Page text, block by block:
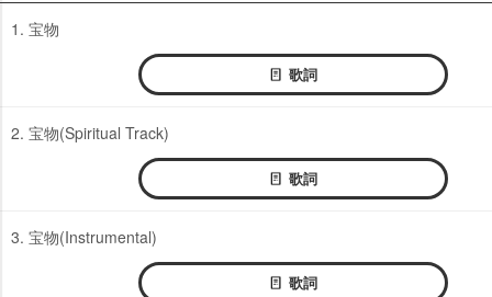
1. 宝物
歌詞
2. 宝物(Spiritual Track)
歌詞
3. 宝物(Instrumental)
歌詞